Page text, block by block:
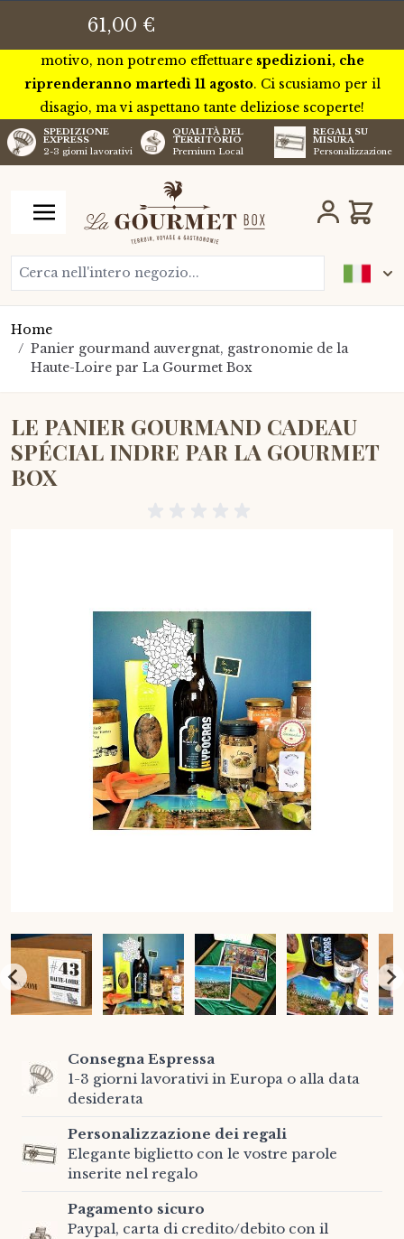
Questa settimana saremo in tournée in tutta la Francia per
incontrare alcuni dei nostri futuri artigiani. Per questo
motivo, non potremo effettuare spedizioni, che
riprenderanno martedì 11 agosto. Ci scusiamo per il
disagio, ma vi aspettano tante deliziose scoperte!
SPEDIZIONE
EXPRESS
2-3 giorni lavorativi
QUALITÀ DEL
TERRITORIO
Premium Local
REGALI SU
MISURA
Personalizzazione
Cerca nell'intero negozio...
Carrello
Home
/ Panier gourmand auvergnat, gastronomie de la
Haute-Loire par La Gourmet Box
LE PANIER GOURMAND CADEAU
SPÉCIAL INDRE PAR LA GOURMET
BOX
61,00 €
Consegna Espressa
1-3 giorni lavorativi in Europa o alla data
desiderata
Personalizzazione dei regali
Elegante biglietto con le vostre parole
inserite nel regalo
Pagamento sicuro
Paypal, carta di credito/debito con il